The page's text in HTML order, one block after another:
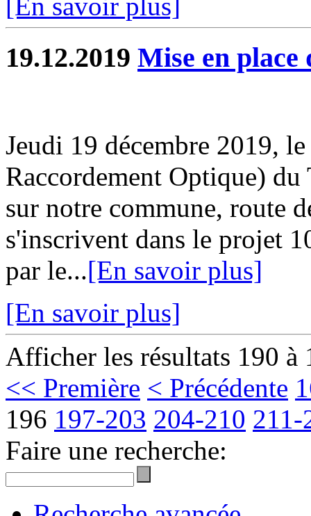
19.12.2019 Mise en place
Jeudi 19 décembre 2019,
Raccordement Optique) du
sur notre commune, route
s'inscrivent dans le projet
par le...[En savoir plus]
[En savoir plus]
Afficher les résultats 190 à
<< Première < Précédente
196 197-203 204-210 211-
Faire une recherche: